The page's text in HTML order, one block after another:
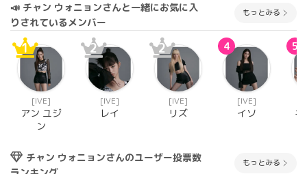
📣 チャン ウォニョンさんと一緒にお気に入
りされているメンバー
もっとみる
1
[IVE]
アン ユジ
ン
2
[IVE]
レイ
2
[IVE]
リズ
4
[IVE]
イソ
5
キ
チャン ウォニョンさんのユーザー投票数
もっとみる